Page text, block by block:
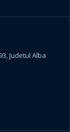
Judetul Alba